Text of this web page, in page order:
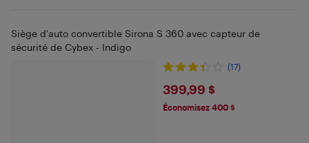
Siège d'auto convertible Sirona S 360 avec capteur de
sécurité de Cybex - Indigo
(17)
$399.99
399,99 $
Économisez 400 $